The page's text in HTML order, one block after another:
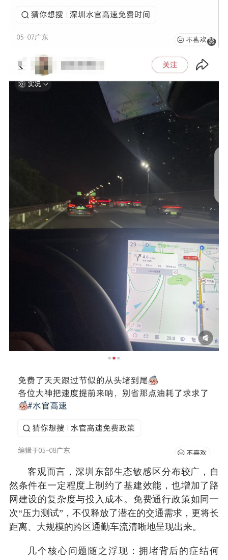
客观而言，深圳东部生态敏感区分布较广，自
然条件在一定程度上制约了基建效能，也增加了路
网建设的复杂度与投入成本。免费通行政策如同一
次“压力测试”，不仅释放了潜在的交通需求，更将长
距离、大规模的跨区通勤车流清晰地呈现出来。
几个核心问题随之浮现：拥堵背后的症结何